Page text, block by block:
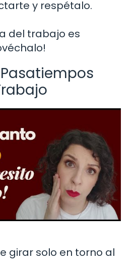
y respétalo.
del trabajo es
girar solo en torno al